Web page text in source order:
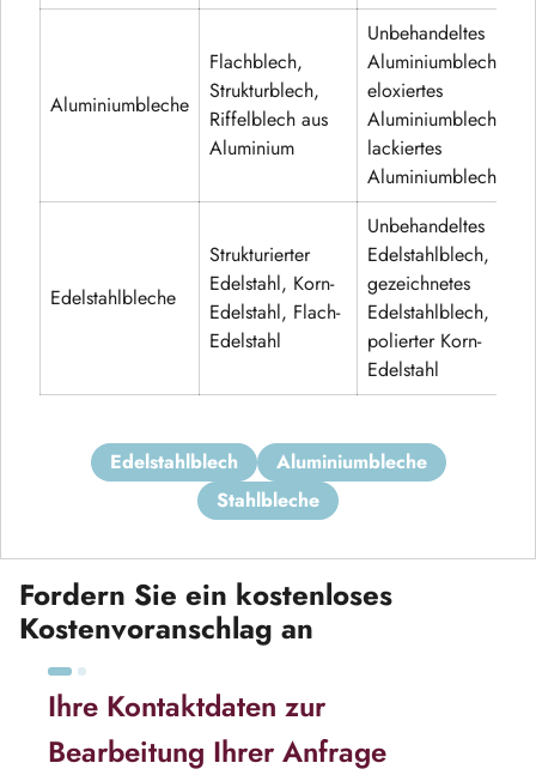
Aluminiumbleche
Flachblech,
Strukturblech,
Riffelblech aus
Aluminium
Unbehandeltes
Aluminiumblech,
eloxiertes
Aluminiumblech,
lackiertes
Aluminiumblech
Edelstahlbleche
Strukturierter
Edelstahl, Korn-
Edelstahl, Flach-
Edelstahl
Unbehandeltes
Edelstahlblech,
gezeichnetes
Edelstahlblech,
polierter Korn-
Edelstahl
edelstahlblech
aluminiumbleche
stahlbleche
Fordern Sie ein kostenloses
Kostenvoranschlag an
Ihre Kontaktdaten zur
Bearbeitung Ihrer Anfrage